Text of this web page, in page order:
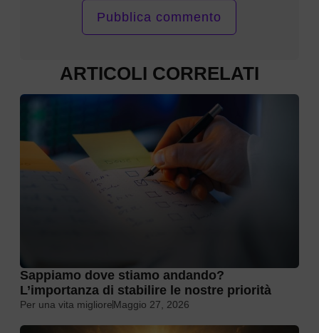
ARTICOLI CORRELATI
Sappiamo dove stiamo andando?
L’importanza di stabilire le nostre priorità
Per una vita miglioreMaggio 27, 2026